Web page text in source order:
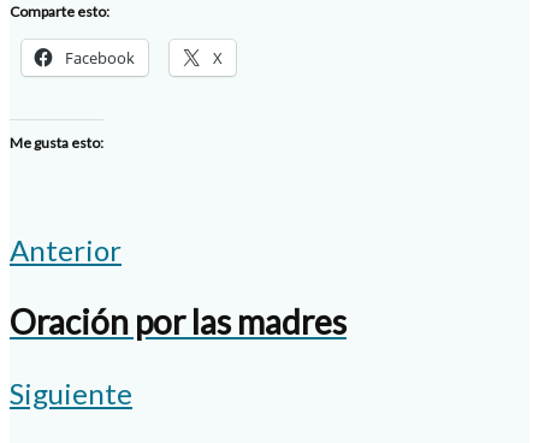
Comparte esto:
Facebook X
Me gusta esto:
Anterior
Oración por las madres
Siguiente